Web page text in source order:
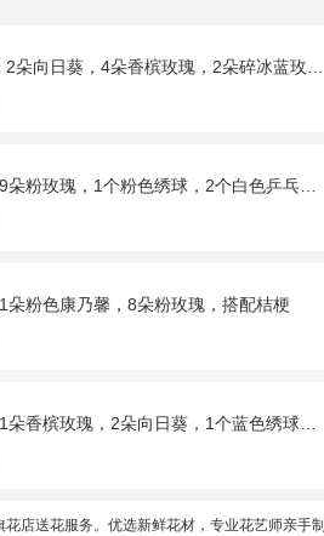
2朵向日葵，4朵香槟玫瑰，2朵碎冰蓝玫瑰，桔梗、配花、配草搭配
粉玫瑰，1个粉色绣球，2个白色乒乓菊，粉色桔梗、尤加利间插丰满
朵粉色康乃馨，8朵粉玫瑰，搭配桔梗
香槟玫瑰，2朵向日葵，1个蓝色绣球，配花、桔梗、绿叶搭配
店送花服务。优选新鲜花材，专业花艺师亲手制